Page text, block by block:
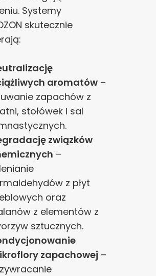
Systemy
skutecznie
aromatów –
zapachów z
stołówek i sal
związków
–
z płyt
oraz
z elementów z
sztucznych.
zapachowej –